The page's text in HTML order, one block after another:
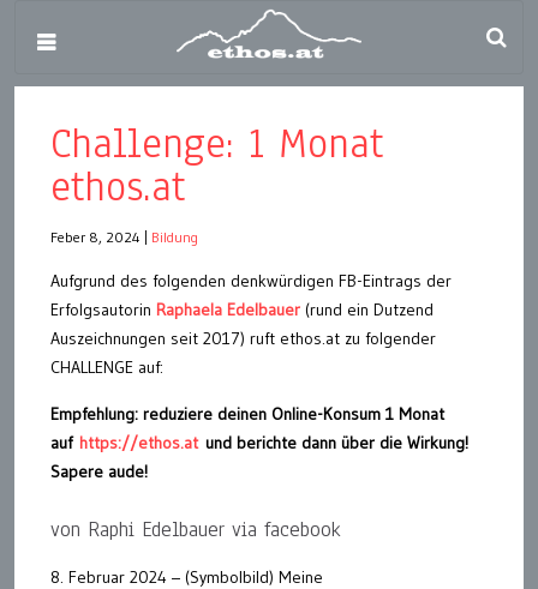
Challenge: 1 Monat
ethos.at
Feber 8, 2024 Bildung
Aufgrund des folgenden denkwürdigen FB-Eintrags der
Erfolgsautorin Raphaela Edelbauer (rund ein Dutzend
Auszeichnungen seit 2017) ruft ethos.at zu folgender
CHALLENGE auf:
Empfehlung: reduziere deinen Online-Konsum 1 Monat
auf https://ethos.atund berichte dann über die Wirkung!
Sapere aude!
von Raphi Edelbauer via facebook
8. Februar 2024 – (Symbolbild) Meine